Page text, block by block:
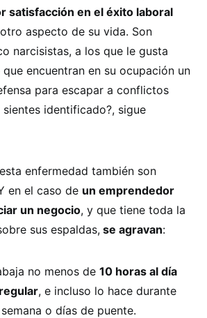
satisfacción en el éxito laboral
aspecto de su vida. Son
narcisistas, a los que le gusta
encuentran en su ocupación un
para escapar a conflictos
sientes identificado?, sigue
enfermedad también son
en el caso de un emprendedor
un negocio, y que tiene toda la
sus espaldas, se agravan:
no menos de 10 horas al día
, e incluso lo hace durante
o días de puente.